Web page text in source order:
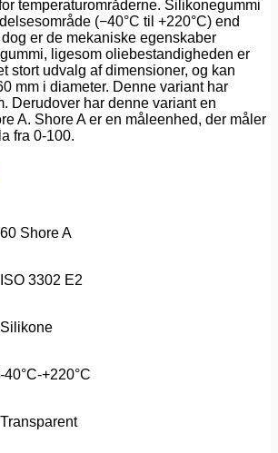
temperaturområderne. Silikonegummi
(−40°C til +220°C) end
er de mekaniske egenskaber
ligesom oliebestandigheden er
stort udvalg af dimensioner, og kan
mm i diameter. Denne variant har
Derudover har denne variant en
A. Shore A er en måleenhed, der måler
fra 0-100.
60 Shore A
ISO 3302 E2
Silikone
-40°C-+220°C
Transparent